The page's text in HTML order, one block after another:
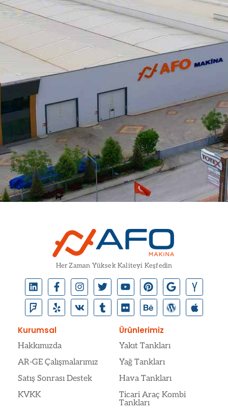
Her Zaman Yüksek Kaliteyi Keşfedin
Kurumsal
Hakkımızda
AR-GE Çalışmalarımız
Satış Sonrası Destek
KVKK
Ürünlerimiz
Yakıt Tankları
Yağ Tankları
Hava Tankları
Ticari Araç Kombi
Tankları